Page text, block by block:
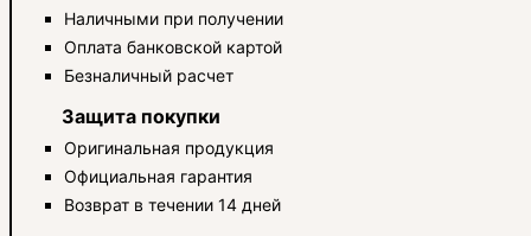
Наличными при получении
Оплата банковской картой
Безналичный расчет
Защита покупки
Оригинальная продукция
Официальная гарантия
Возврат в течении 14 дней